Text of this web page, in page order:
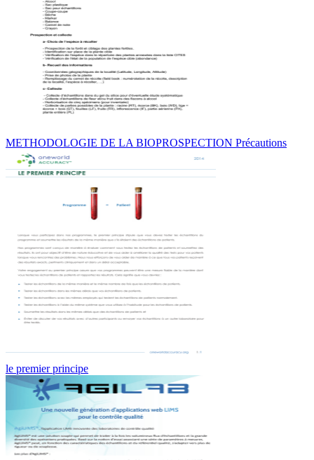
METHODOLOGIE DE LA BIOPROSPECTION Précautions
le premier principe